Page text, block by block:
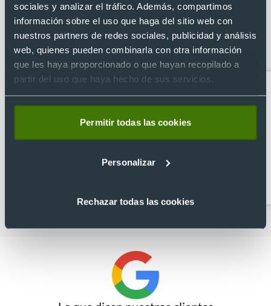
sociales y analizar el tráfico. Además, compartimos
información sobre el uso que haga del sitio web con
nuestros partners de redes sociales, publicidad y análisis
web, quienes pueden combinarla con otra información
que les haya proporcionado o que hayan recopilado a
partir del uso que haya hecho de sus servicios.
Permitir todas las cookies
Personalizar
Rechazar todas las cookies
Categorías relacionadas con Botella
de acero inox. personalizada con
anilla (750 ml)